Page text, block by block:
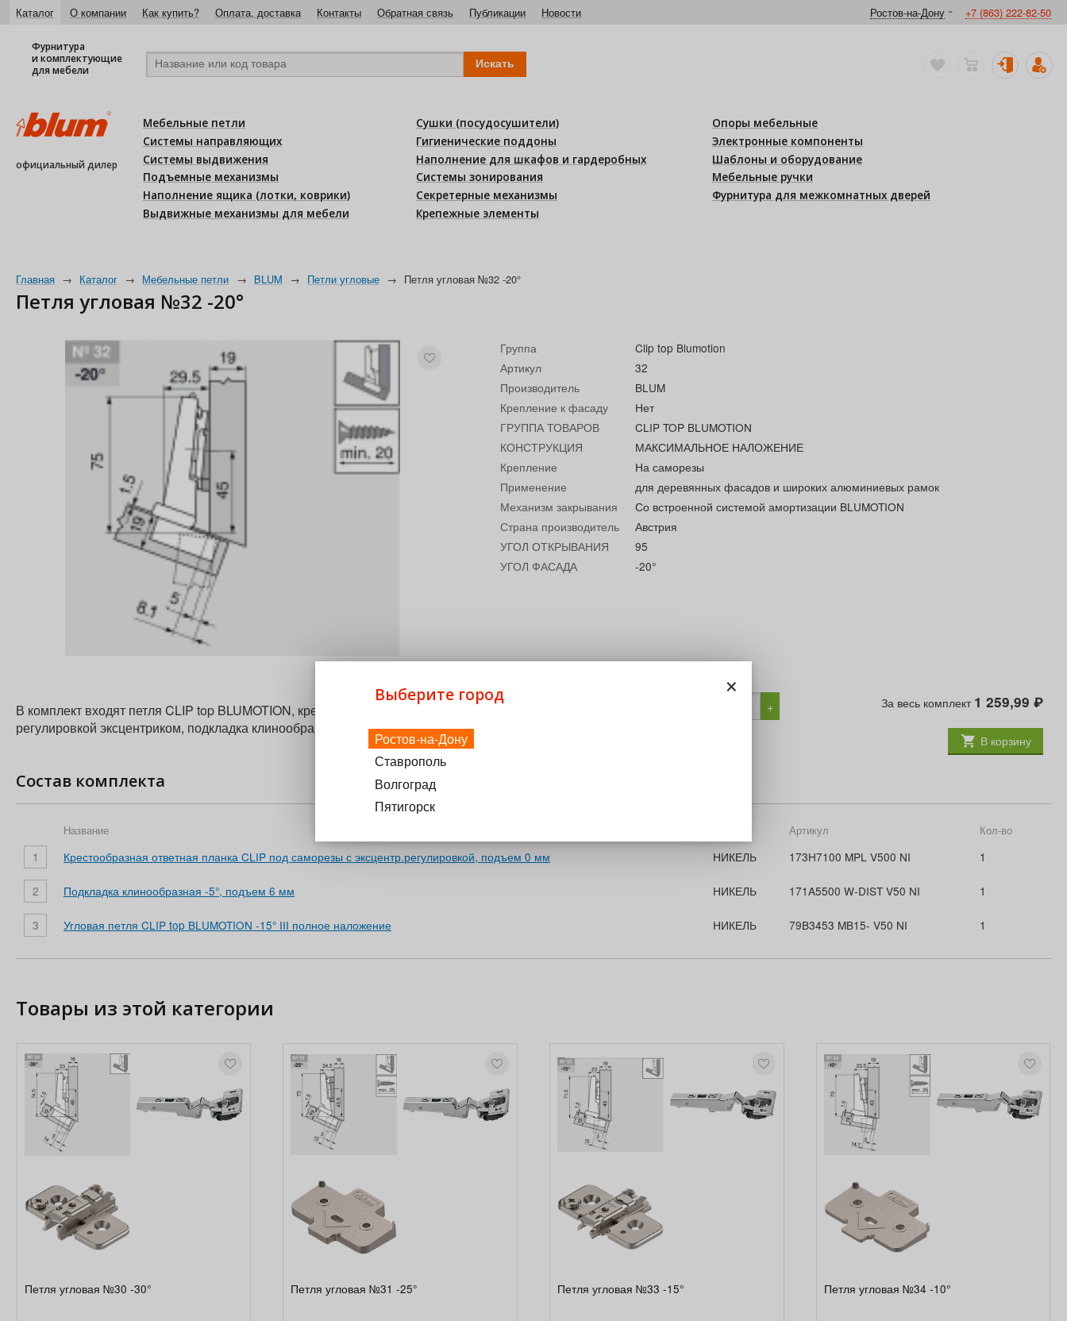
Каталог О компании Как купить? Оплата, доставка Контакты Обратная связь Публикации Новости Ростов-на-Дону +7 (863) 222-82-50
Фурнитура
и комплектующие
для мебели
официальный дилер
Мебельные петли
Системы направляющих
Системы выдвижения
Подъемные механизмы
Наполнение ящика (лотки, коврики)
Выдвижные механизмы для мебели
Сушки (посудосушители)
Гигиенические поддоны
Наполнение для шкафов и гардеробных
Системы зонирования
Секретерные механизмы
Крепежные элементы
Опоры мебельные
Электронные компоненты
Шаблоны и оборудование
Мебельные ручки
Фурнитура для межкомнатных дверей
Главная → Каталог → Мебельные петли → BLUM → Петли угловые → Петля угловая №32 -20°
Петля угловая №32 -20°
Группа
Clip top Blumotion
Артикул
32
Производитель
BLUM
Крепление к фасаду
Нет
ГРУППА ТОВАРОВ
CLIP TOP BLUMOTION
КОНСТРУКЦИЯ
МАКСИМАЛЬНОЕ НАЛОЖЕНИЕ
Крепление
На саморезы
Применение
для деревянных фасадов и широких алюминиевых рамок
Механизм закрывания
Со встроенной системой амортизации BLUMOTION
Страна производитель
Австрия
УГОЛ ОТКРЫВАНИЯ
95
УГОЛ ФАСАДА
-20°
+ За весь комплект1 259,99 ₽
В корзину
В комплект входят петля CLIP top BLUMOTION, крестообразная ответная планка CLIP с подъемом 0 мм и
регулировкой эксцентриком, подкладка клинообразная -5° с подъемом 6 мм
Состав комплекта
Название Артикул Кол-во
1 Крестообразная ответная планка CLIP под саморезы с эксцентр.регулировкой, подъем 0 мм НИКЕЛЬ 173H7100 MPL V500 NI 1
2 Подкладка клинообразная -5°, подъем 6 мм НИКЕЛЬ 171A5500 W-DIST V50 NI 1
3 Угловая петля CLIP top BLUMOTION -15° III полное наложение НИКЕЛЬ 79B3453 MB15- V50 NI 1
Товары из этой категории
Петля угловая №30 -30° Петля угловая №31 -25° Петля угловая №33 -15° Петля угловая №34 -10°
×
Выберите город
Ростов-на-Дону
Ставрополь
Волгоград
Пятигорск